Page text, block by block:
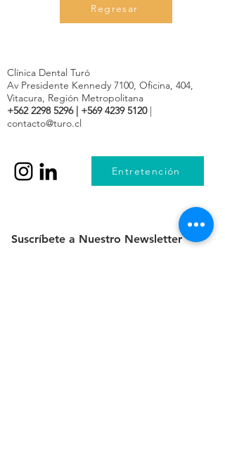
Regresar
Clínica Dental Turó
Av Presidente Kennedy 7100, Oficina, 404,
Vitacura, Región Metropolitana
+562 2298 5296| +569 4239 5120|
contacto@turo.cl
Entretención
Suscríbete a Nuestro Newsletter